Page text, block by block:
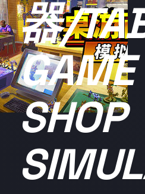
器/
GAME
SHOP